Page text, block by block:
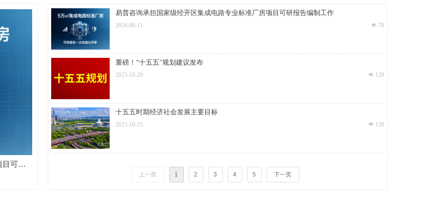
目可研
易普咨询承担国家级经开区集成电路专业标准厂房项目可研报告编制工作
넶 78
2026-06-11
重磅！“十五五”规划建议发布
넶 129
2025-10-29
十五五时期经济社会发展主要目标
넶 139
2025-10-23
上一页 1 2 3 4 5 下一页